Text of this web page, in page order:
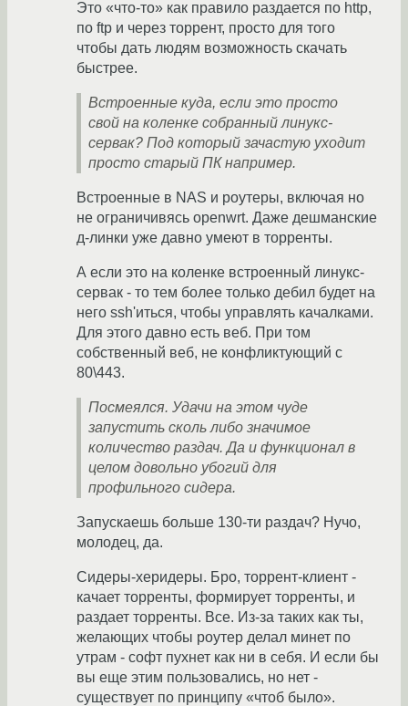
Это «что-то» как правило раздается по http,
по ftp и через торрент, просто для того
чтобы дать людям возможность скачать
быстрее.
Встроенные куда, если это просто
свой на коленке собранный линукс-
сервак? Под который зачастую уходит
просто старый ПК например.
Встроенные в NAS и роутеры, включая но
не ограничивясь openwrt. Даже дешманские
д-линки уже давно умеют в торренты.
А если это на коленке встроенный линукс-
сервак - то тем более только дебил будет на
него ssh'иться, чтобы управлять качалками.
Для этого давно есть веб. При том
собственный веб, не конфликтующий с
80\443.
Посмеялся. Удачи на этом чуде
запустить сколь либо значимое
количество раздач. Да и функционал в
целом довольно убогий для
профильного сидера.
Запускаешь больше 130-ти раздач? Нучо,
молодец, да.
Сидеры-херидеры. Бро, торрент-клиент -
качает торренты, формирует торренты, и
раздает торренты. Все. Из-за таких как ты,
желающих чтобы роутер делал минет по
утрам - софт пухнет как ни в себя. И если бы
вы еще этим пользовались, но нет -
существует по принципу «чтоб было».